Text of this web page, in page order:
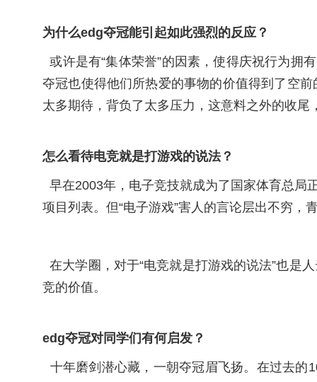
为什么edg夺冠能引起如此强烈的反应？
或许是有“集体荣誉”的因素，使得庆祝行为拥
夺冠也使得他们所热爱的事物的价值得到了空
太多期待，背负了太多压力，这意料之外的收
怎么看待电竞就是打游戏的说法？
早在2003年，电子竞技就成为了国家体育总局
项目列表。但“电子游戏”害人的言论层出不穷，
在大学圈，对于“电竞就是打游戏的说法”也是
竞的价值。
edg夺冠对同学们有何启发？
十年磨剑潜心藏，一朝夺冠眉飞扬。在过去的